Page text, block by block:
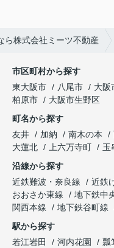
ら株式会社ミーツ不動産
市区町村から探す
東大阪市
八尾市 大阪
柏原市
大阪市生野区
町名から探す
友井
加納 南木の本
大蓮北
上六万寺町
玉
沿線から探す
近鉄難波・奈良線
近鉄
おおさか東線
地下鉄中
関西本線
地下鉄谷町線
駅から探す
若江岩田
河内花園 瓢